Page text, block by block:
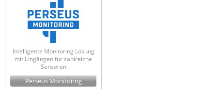
Intelligente Monitoring Lösung
mit Eingängen für zahlreiche
Sensoren
Perseus Monitoring